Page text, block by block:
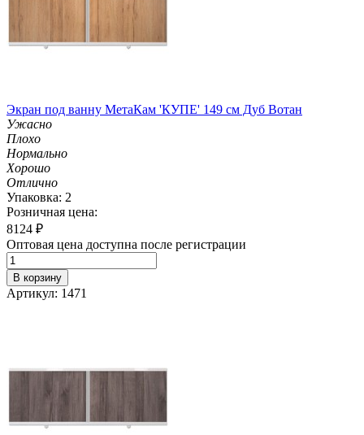
Экран под ванну МетаКам 'КУПЕ' 149 см Дуб Вотан
Ужасно
Плохо
Нормально
Хорошо
Отлично
Упаковка: 2
Розничная цена:
8124 ₽
Оптовая цена доступна после регистрации
В корзину
Артикул: 1471